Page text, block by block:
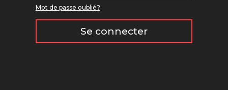
Mot de passe oublié?
Se connecter